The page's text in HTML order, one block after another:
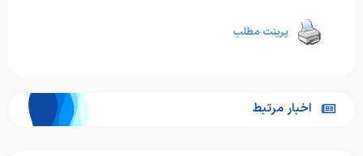
پرینت مطلب
اخبار مرتبط